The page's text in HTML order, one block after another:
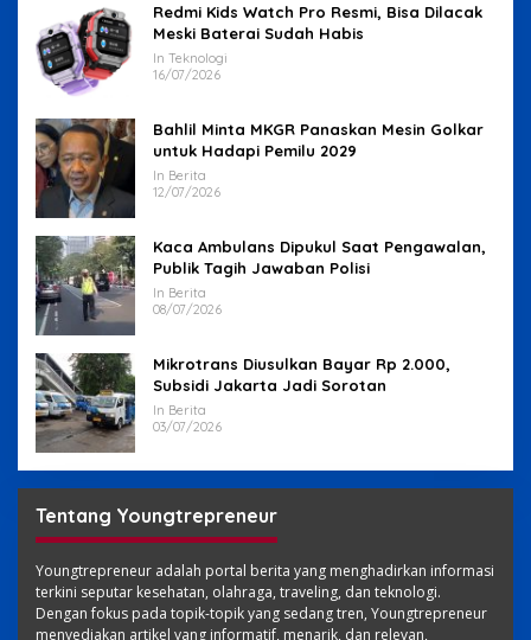
Redmi Kids Watch Pro Resmi, Bisa Dilacak
Meski Baterai Sudah Habis
In Teknologi
16/07/2026
Bahlil Minta MKGR Panaskan Mesin Golkar
untuk Hadapi Pemilu 2029
In Berita
12/07/2026
Kaca Ambulans Dipukul Saat Pengawalan,
Publik Tagih Jawaban Polisi
In Berita
08/07/2026
Mikrotrans Diusulkan Bayar Rp 2.000,
Subsidi Jakarta Jadi Sorotan
In Berita
03/07/2026
Tentang Youngtrepreneur
Youngtrepreneur adalah portal berita yang menghadirkan informasi
terkini seputar kesehatan, olahraga, traveling, dan teknologi.
Dengan fokus pada topik-topik yang sedang tren, Youngtrepreneur
menyediakan artikel yang informatif, menarik, dan relevan,